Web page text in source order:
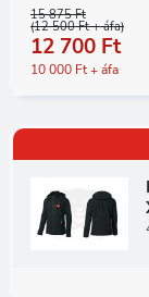
15 875 Ft
(12 500 Ft + áfa)
12 700 Ft
10 000 Ft + áfa